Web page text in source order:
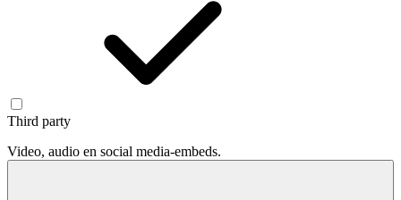
Third party
Video, audio en social media-embeds.